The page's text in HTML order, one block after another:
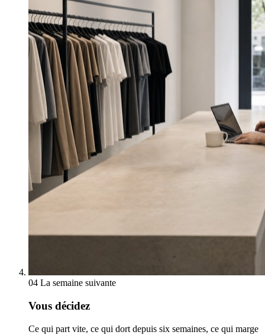
04 La semaine suivante
Vous décidez
Ce qui part vite, ce qui dort depuis six semaines, ce qui marge